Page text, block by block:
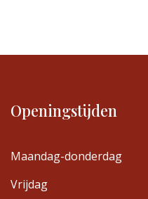
Openingstijden
Maandag-donderdag
Vrijdag